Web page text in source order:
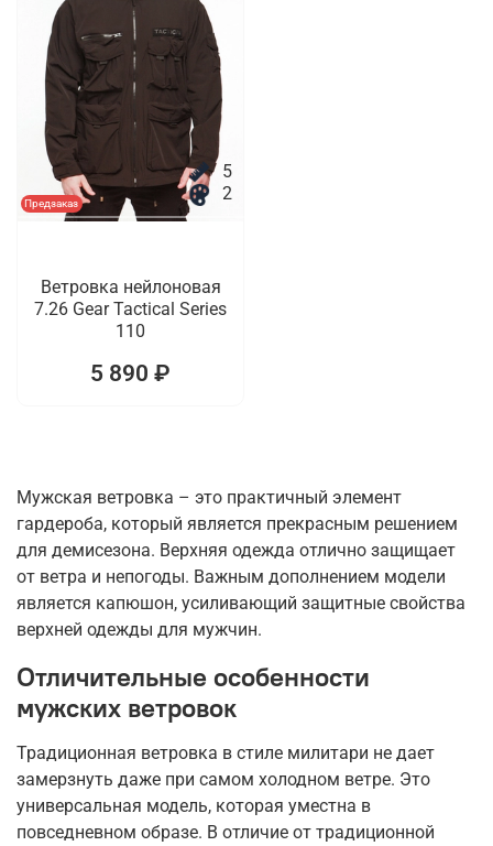
Предзаказ
5
2
Ветровка нейлоновая
7.26 Gear Tactical Series
110
5 890 ₽
Мужская ветровка – это практичный элемент
гардероба, который является прекрасным решением
для демисезона. Верхняя одежда отлично защищает
от ветра и непогоды. Важным дополнением модели
является капюшон, усиливающий защитные свойства
верхней одежды для мужчин.
Отличительные особенности
мужских ветровок
Традиционная ветровка в стиле милитари не дает
замерзнуть даже при самом холодном ветре. Это
универсальная модель, которая уместна в
повседневном образе. В отличие от традиционной